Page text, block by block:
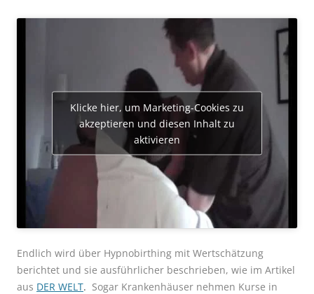
Klicke hier, um Marketing-Cookies zu
akzeptieren und diesen Inhalt zu
aktivieren
Endlich wird über Hypnobirthing mit Wertschätzung
berichtet und sie ausführlicher beschrieben, wie im Artikel
aus DER WELT. Sogar Krankenhäuser nehmen Kurse in